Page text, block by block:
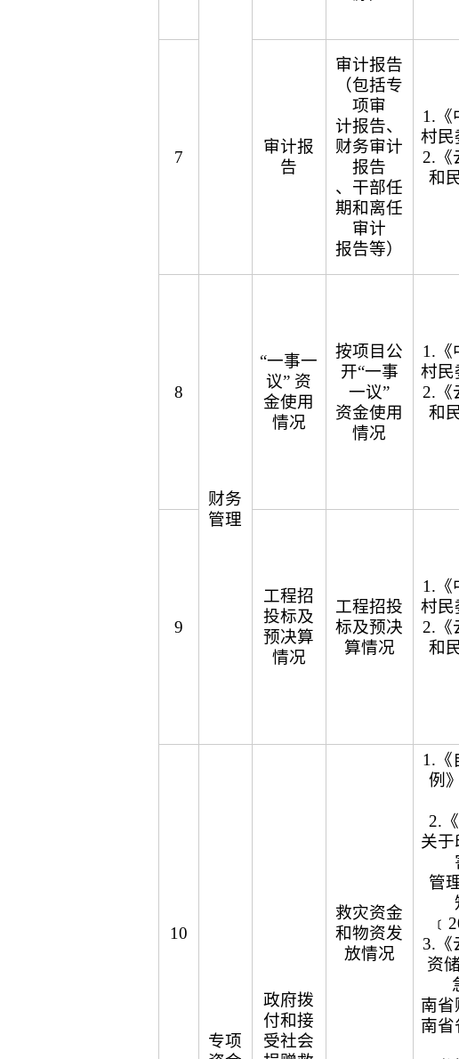
7
审计报
告
审计报告
（包括专
项审
计报告、
财务审计
报告
、干部任
期和离任
审计
报告等）
1.《
村民
2.《
和
8
财务
管理
“一事一
议” 资
金使用
情况
按项目公
开“一事
一议”
资金使用
情况
1.《
村民
2.《
和
9
工程招
投标及
预决算
情况
工程招投
标及预决
算情况
1.《
村民
2.《
和
10
专项
政府拨
付和接
受社会
救灾资金
和物资发
放情况
1.《
例
2.
关于
管
3.《
资
南省
南省